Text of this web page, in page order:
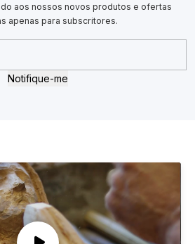
aos nossos novos produtos e ofertas
apenas para subscritores.
Notifique-me